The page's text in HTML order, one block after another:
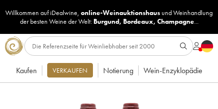
Willkommen auf iDealwine, online-Weinauktionshaus undWeinhandlung
der besten Weine der Welt: Burgund, Bordeaux, Champagne...
Kaufen VERKAUFEN Notierung Wein-Enzyklopädie